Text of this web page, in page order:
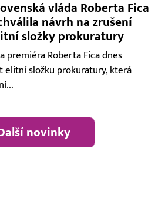
vláda Roberta Fica
návrh na zrušení
složky prokuratury
premiéra Roberta Fica dnes
elitní složku prokuratury, která
novinky